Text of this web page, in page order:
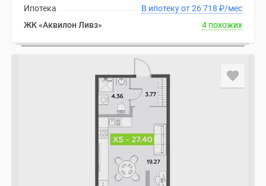
В ипотеку от 26 718 ₽/мес
Ипотека
ЖК «Аквилон Ливз»
4 похожих